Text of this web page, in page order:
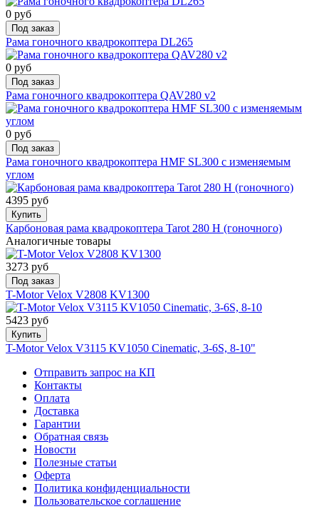
0 руб
Под заказ
Рама гоночного квадрокоптера DL265
0 руб
Под заказ
Рама гоночного квадрокоптера QAV280 v2
0 руб
Под заказ
Рама гоночного квадрокоптера HMF SL300 с изменяемым
углом
4395 руб
Купить
Карбоновая рама квадрокоптера Tarot 280 H (гоночного)
Аналогичные товары
3273 руб
Под заказ
T-Motor Velox V2808 KV1300
5423 руб
Купить
T-Motor Velox V3115 KV1050 Cinematic, 3-6S, 8-10"
Отправить запрос на КП
Контакты
Оплата
Доставка
Гарантии
Обратная связь
Новости
Полезные статьи
Оферта
Политика конфиденциальности
Пользовательское соглашение